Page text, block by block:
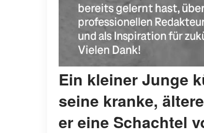
Ein kleiner Junge
seine kranke,
er eine Schachtel